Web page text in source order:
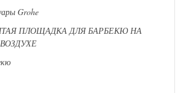
Grohe
ПЛОЩАДКА ДЛЯ БАРБЕКЮ НА